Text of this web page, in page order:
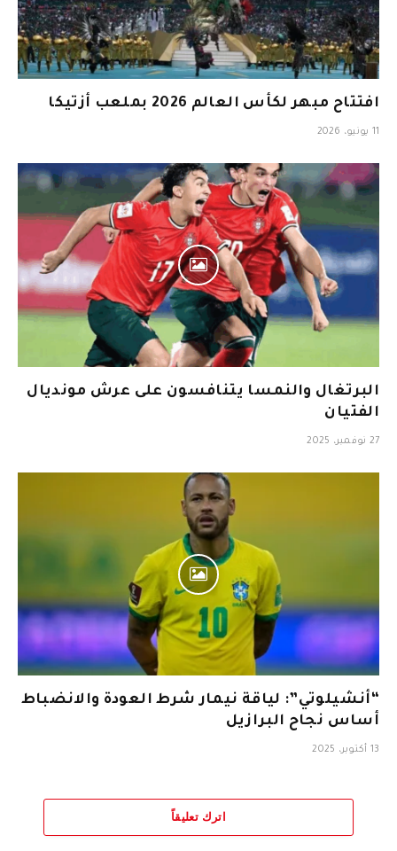
افتتاح مبهر لكأس العالم 2026 بملعب أزتيكا
11 يونيو، 2026
البرتغال والنمسا يتنافسون على عرش مونديال
الفتيان
27 نوفمبر، 2025
“أنشيلوتي”: لياقة نيمار شرط العودة والانضباط
أساس نجاح البرازيل
13 أكتوبر، 2025
اترك تعليقاً